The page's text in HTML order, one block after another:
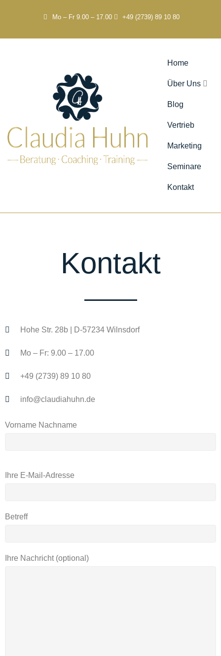
Mo – Fr 9.00 – 17.00 +49 (2739) 89 10 80
Home
Über Uns
Blog
Vertrieb
Marketing
Seminare
Kontakt
Kontakt
Hohe Str. 28b | D-57234 Wilnsdorf
Mo – Fr: 9.00 – 17.00
+49 (2739) 89 10 80
info@claudiahuhn.de
Vorname Nachname
t
a
Ihre E-Mail-Adresse
Betreff
Ihre Nachricht (optional)